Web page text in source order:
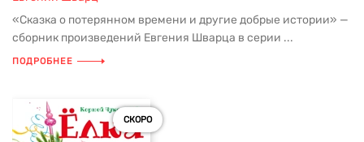
«Сказка о потерянном времени и другие добрые истории» —
сборник произведений Евгения Шварца в серии ...
ПОДРОБНЕЕ
СКОРО